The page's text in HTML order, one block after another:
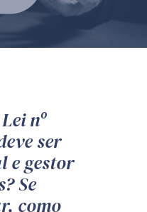
nº
ser
e gestor
Se
como